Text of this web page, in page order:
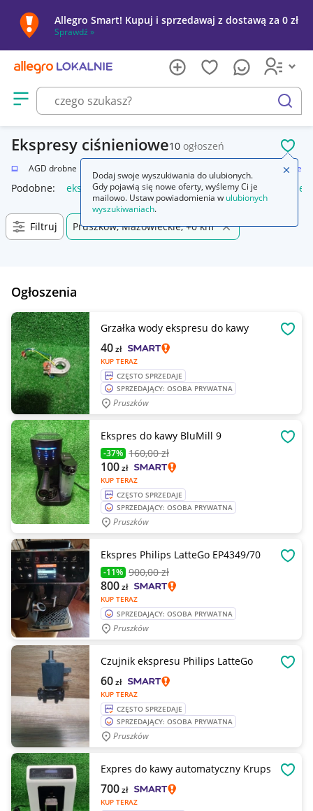
Allegro Smart! Kupuj i sprzedawaj z dostawą za 0 zł
Sprawdź »
Otwórz menu z kategoriami
szukaj
Ekspresy ciśnieniowe10 ogłoszeń
AGD drobne Ekspresy ciśnieniowe
Podobne: ekspres ciśnieniowy filtr wody do ekspresu
Filtruj Pruszków, Mazowieckie, +0 km
Ogłoszenia
Grzałka wody ekspresu do kawy
KUP TERAZ
40zł
CZĘSTO SPRZEDAJE
SPRZEDAJĄCY: OSOBA PRYWATNA
Pruszków
Ekspres do kawy BluMill 9
-37% 160,00 zł
KUP TERAZ
100zł
CZĘSTO SPRZEDAJE
SPRZEDAJĄCY: OSOBA PRYWATNA
Pruszków
Ekspres Philips LatteGo EP4349/70
-11% 900,00 zł
KUP TERAZ
800zł
SPRZEDAJĄCY: OSOBA PRYWATNA
Pruszków
Czujnik ekspresu Philips LatteGo
KUP TERAZ
60zł
CZĘSTO SPRZEDAJE
SPRZEDAJĄCY: OSOBA PRYWATNA
Pruszków
Expres do kawy automatyczny Krups
KUP TERAZ
700zł
Dodaj swoje wyszukiwania do ulubionych.
Gdy pojawią się nowe oferty, wyślemy Ci je
mailowo. Ustaw powiadomienia w ulubionych
wyszukiwaniach.